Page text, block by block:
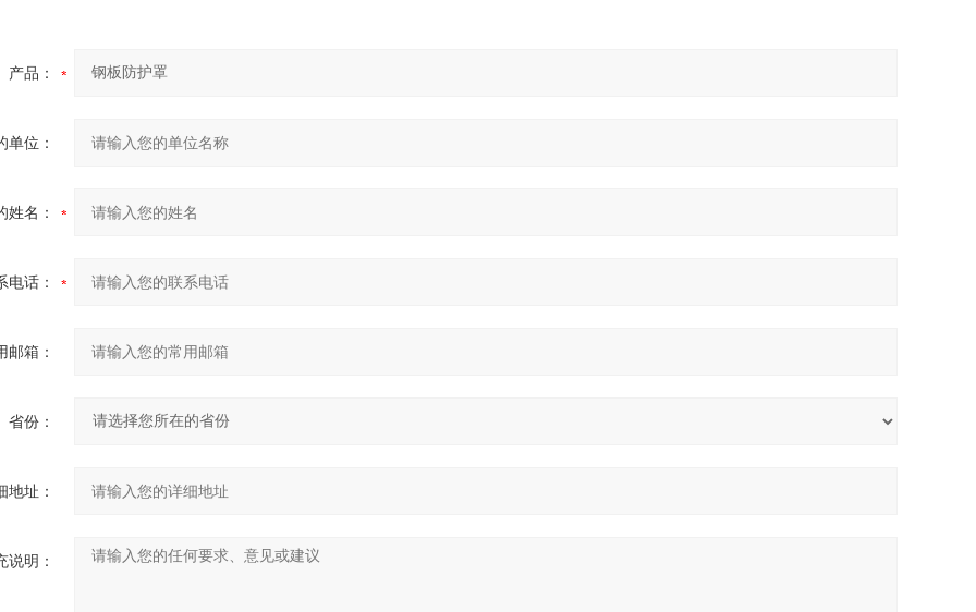
产品：
单位：
姓名：
电话：
邮箱：
省份：
地址：
说明：